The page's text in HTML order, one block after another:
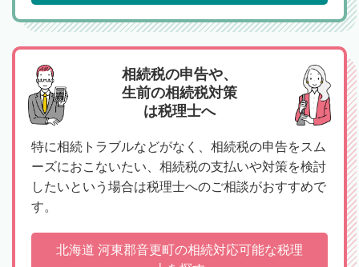
相続税の申告や、
生前の相続税対策
は税理士へ
特に相続トラブルなどがなく、相続税の申告をスム
ーズにおこないたい、相続税の支払いや対策を検討
したいという場合は税理士へのご相談がおすすめで
す。
北海道 河東郡音更町の相続対応可能な税理